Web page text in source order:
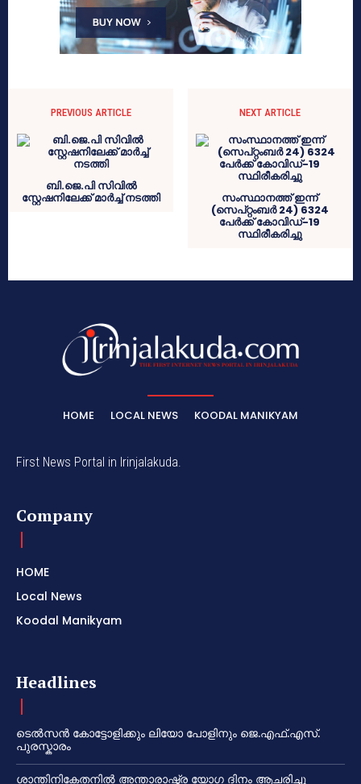
PREVIOUS ARTICLE
ബി.ജെ.പി സിവിൽ
സ്റ്റേഷനിലേക്ക് മാർച്ച് നടത്തി
NEXT ARTICLE
സംസ്ഥാനത്ത് ഇന്ന്
(സെപ്റ്റംബർ 24) 6324
പേര്‍ക്ക് കോവിഡ്-19
സ്ഥിരീകരിച്ചു
HOME LOCAL NEWS KOODAL MANIKYAM
First News Portal in Irinjalakuda.
Company
HOME
Local News
Koodal Manikyam
Headlines
ടെൽസൻ കോട്ടോളിക്കും ലിയോ പോളിനും ജെ.എഫ്.എസ്.
പുരസ്കാരം
ശാന്തിനികേതനിൽ അന്താരാഷ്ട്ര യോഗ ദിനം ആചരിച്ചു